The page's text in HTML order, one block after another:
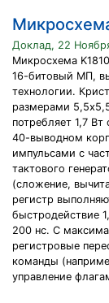
Доклад, 22
Микросхема
16-битовый МП,
технологии.
размерами
потребляет 1,7
40-выводном
импульсами с
тактового
(сложение,
регистр
быстродействие
200 нс. С
регистровые
команды
управление